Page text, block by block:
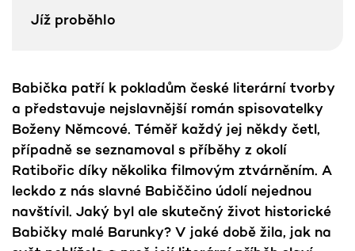
Babička patří k pokladům české literární tvorby
a představuje nejslavnější román spisovatelky
Boženy Němcové. Téměř každý jej někdy četl,
případně se seznamoval s příběhy z okolí
Ratibořic díky několika filmovým ztvárněním. A
leckdo z nás slavné Babiččino údolí nejednou
navštívil. Jaký byl ale skutečný život historické
Babičky malé Barunky? V jaké době žila, jak na
Jíž proběhlo